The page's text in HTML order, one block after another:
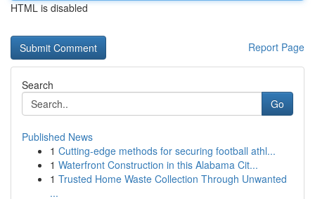
HTML is disabled
Report Page
Search
Go
Published News
1 Cutting-edge methods for securing football athl...
1 Waterfront Construction in this Alabama Cit...
1 Trusted Home Waste Collection Through Unwanted
...